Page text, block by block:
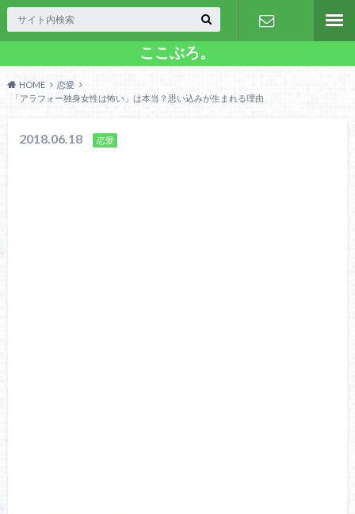
ここぶろ。
せ
HOME
恋愛
「アラフォー独身女性は怖い」は本当？思い込みが生まれる理由
2018.06.18 恋愛